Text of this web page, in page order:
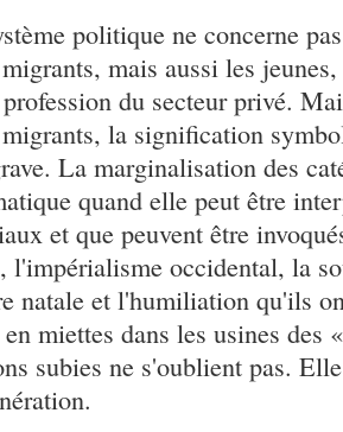
politique ne concerne
mais aussi les
du secteur privé.
migrants, la signification
La marginalisation des
quand elle peut être
et que peuvent être
l'impérialisme occidental, la
natale et l'humiliation qu'ils
miettes dans les usines des
subies ne s'oublient pas.